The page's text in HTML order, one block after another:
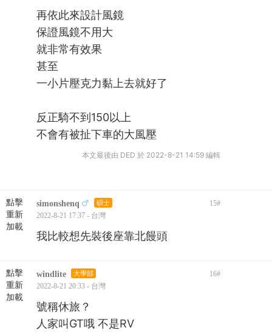
再依此來設計風鏡
保證風鏡不用大
就非常有效果
甚至
一小片壓克力黏上去就好了
反正騎不到150以上
不會有被扯下車的大風壓
本文最後由 DED 於 2022-8-21 14:59 編輯
點擊
重新
加載
simonshenq 碩士 15#
2022-8-21 17:37 - 台灣
我比較想先裝後座靠北饅頭
點擊
重新
加載
windlite 大學部 16#
2022-8-21 20:33 - 台灣
號稱休旅？
人家叫GT哦 不是RV